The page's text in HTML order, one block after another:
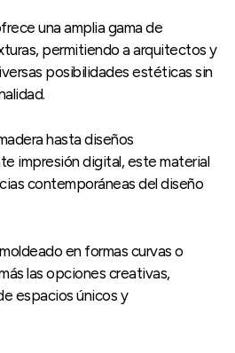
una amplia gama de
permitiendo a arquitectos y
posibilidades estéticas sin
hasta diseños
impresión digital, este material
contemporáneas del diseño
en formas curvas o
las opciones creativas,
espacios únicos y